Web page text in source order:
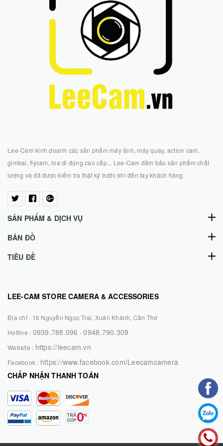
Lee-Cam kinh doanh các sản phẩm máy ảnh, máy quay, action cam,
gimbal, flycam, loa di động cao cấp... Lee-Cam đảm bảo sản phẩm chất
lượng và đã được kiểm tra thật kỹ trước khi đến tay khách hàng.
SẢN PHẨM & DỊCH VỤ
BẢN ĐỒ
TIÊU ĐỀ
LEE-CAM STORE CAMERA & ACCESSORIES
Địa chỉ : 16 Nguyễn Ngọc Trai, Xuân Khánh, Cần Thơ
Hotline : 0939.788.096 -0948.790.309
Website : https://leecam.vn
Facebook : https://www.facebook.com/Leecamcamera
CHẤP NHẬN THANH TOÁN